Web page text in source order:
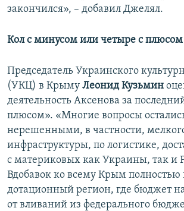
закончился», – добавил Джелял.
Кол с минусом или четыре с плюсом
Председатель Украинского
(УКЦ) в Крыму Леонид Кузьмин
деятельность Аксенова за
плюсом». «Многие вопросы
нерешенными, в частности,
инфраструктуры, по логистике,
с материковых как Украины, так и
Вдобавок ко всему Крым полностью
дотационный регион, где бюджет
от вливаний из федерального